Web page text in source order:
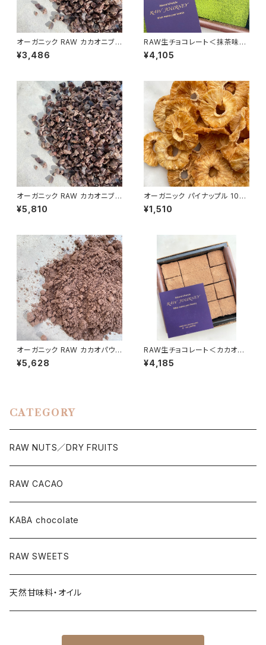
オーガニック RAW カカオニブ
300g／エクアドル産 非アル
カリ処理
¥3,486
RAW生チョコレート＜抹茶味
＞ 16個入り ※冷蔵便
¥4,105
オーガニック RAW カカオニブ 5
00g／エクアドル産ア 非アル
カリ処理
¥5,810
オーガニック パイナップル 100
g＜ドライ＞／Organic Dried
Pineapples
¥1,510
オーガニック RAW カカオパウダ
ー 480g／エクアドル産アリバ
種 非アルカリ処理
¥5,628
RAW生チョコレート＜カカオ味
＞ 16個入り ※冷蔵便
¥4,185
CATEGORY
RAW NUTS／DRY FRUITS
RAW CACAO
KABA chocolate
RAW SWEETS
天然甘味料・オイル